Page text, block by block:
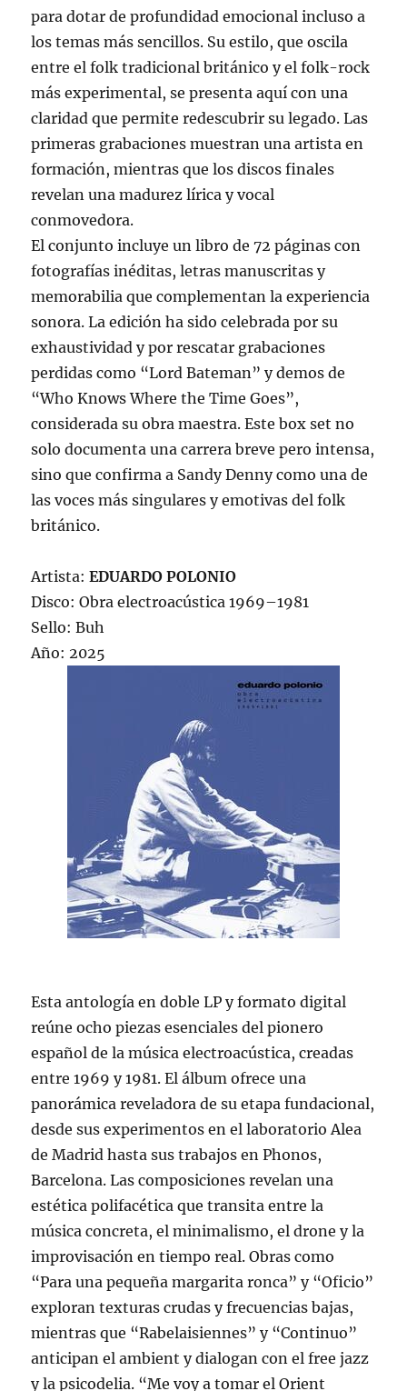
para dotar de profundidad emocional incluso a
los temas más sencillos. Su estilo, que oscila
entre el folk tradicional británico y el folk-rock
más experimental, se presenta aquí con una
claridad que permite redescubrir su legado. Las
primeras grabaciones muestran una artista en
formación, mientras que los discos finales
revelan una madurez lírica y vocal
conmovedora.
El conjunto incluye un libro de 72 páginas con
fotografías inéditas, letras manuscritas y
memorabilia que complementan la experiencia
sonora. La edición ha sido celebrada por su
exhaustividad y por rescatar grabaciones
perdidas como “Lord Bateman” y demos de
“Who Knows Where the Time Goes”,
considerada su obra maestra. Este box set no
solo documenta una carrera breve pero intensa,
sino que confirma a Sandy Denny como una de
las voces más singulares y emotivas del folk
británico.
Artista:EDUARDO POLONIO
Disco: Obra electroacústica 1969–1981
Sello: Buh
Año: 2025
Esta antología en doble LP y formato digital
reúne ocho piezas esenciales del pionero
español de la música electroacústica, creadas
entre 1969 y 1981. El álbum ofrece una
panorámica reveladora de su etapa fundacional,
desde sus experimentos en el laboratorio Alea
de Madrid hasta sus trabajos en Phonos,
Barcelona. Las composiciones revelan una
estética polifacética que transita entre la
música concreta, el minimalismo, el drone y la
improvisación en tiempo real. Obras como
“Para una pequeña margarita ronca” y “Oficio”
exploran texturas crudas y frecuencias bajas,
mientras que “Rabelaisiennes” y “Continuo”
anticipan el ambient y dialogan con el free jazz
y la psicodelia. “Me voy a tomar el Orient